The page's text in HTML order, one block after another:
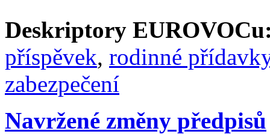
Deskriptory
příspěvek, rodinné
zabezpečení
Navržené změny předpisů